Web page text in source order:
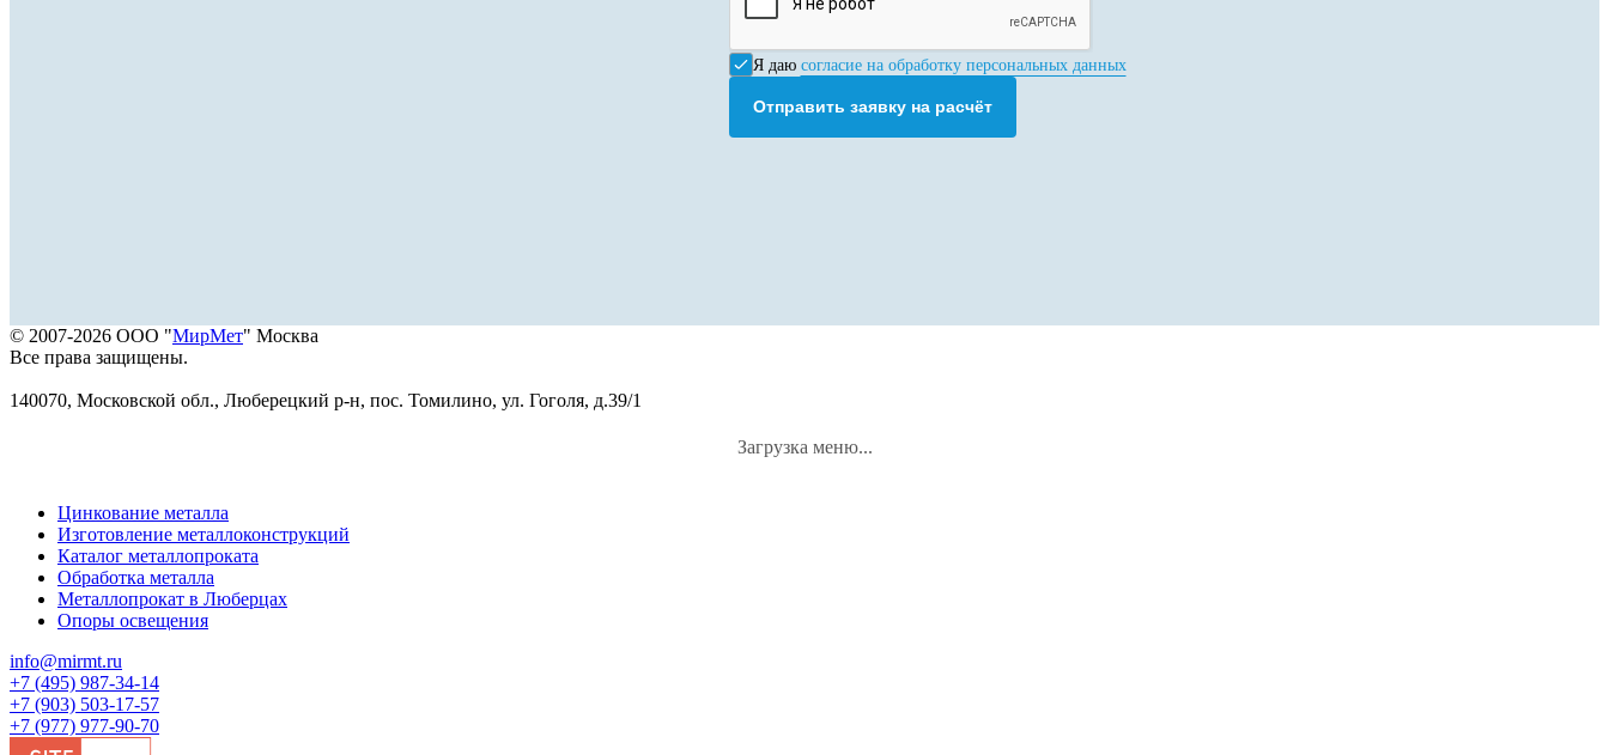
Я даю согласие на обработку персональных данных
Отправить заявку на расчёт
© 2007-2026 ООО "МирМет" Москва
Все права защищены.
140070, Московской обл., Люберецкий р-н, пос. Томилино, ул. Гоголя, д.39/1
Загрузка меню...
Цинкование металла
Изготовление металлоконструкций
Каталог металлопроката
Обработка металла
Металлопрокат в Люберцах
Опоры освещения
info@mirmt.ru
+7 (495) 987-34-14
+7 (903) 503-17-57
+7 (977) 977-90-70